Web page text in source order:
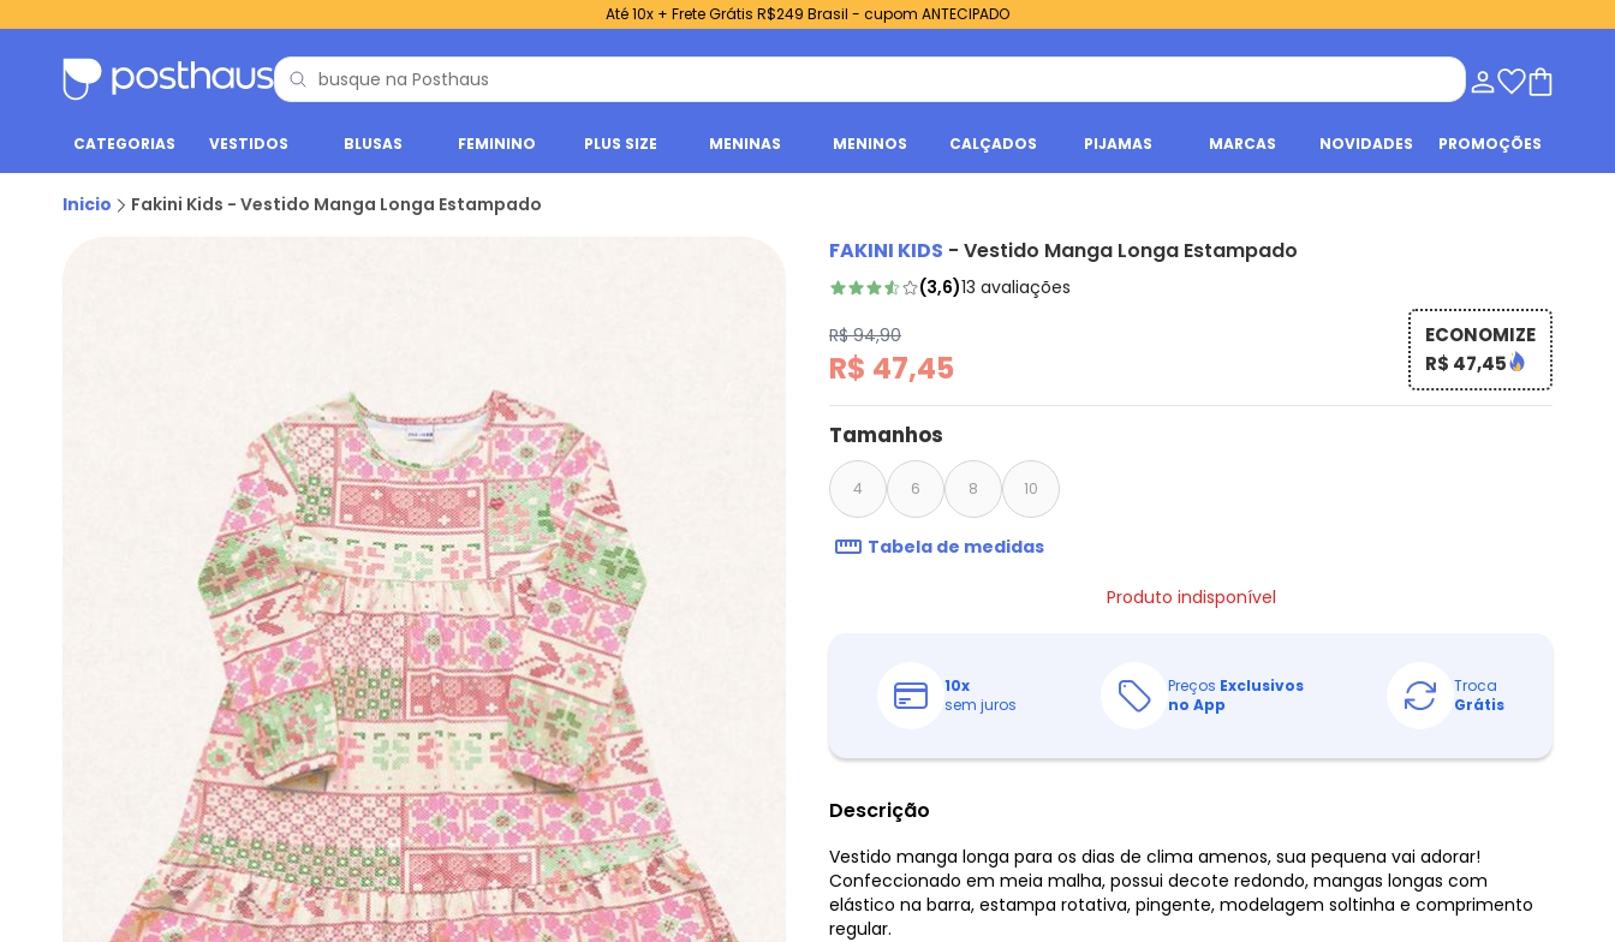
Até 10x + Frete Grátis R$249 Brasil - cupom ANTECIPADO
CATEGORIAS VESTIDOS BLUSAS FEMININO PLUS SIZE MENINAS MENINOS CALÇADOS PIJAMAS MARCAS NOVIDADES PROMOÇÕES
Inicio Fakini Kids - Vestido Manga Longa Estampado
FAKINI KIDS - Vestido Manga Longa Estampado
(3,6)13 avaliações
R$ 94,90
R$ 47,45
ECONOMIZE
R$ 47,45
Tamanhos
4 6 8 10
Tabela de medidas
Produto indisponível
10x
sem juros
Preços Exclusivos
no App
Troca
Grátis
Descrição
Vestido manga longa para os dias de clima amenos, sua pequena vai adorar!
Confeccionado em meia malha, possui decote redondo, mangas longas com
elástico na barra, estampa rotativa, pingente, modelagem soltinha e comprimento
regular.